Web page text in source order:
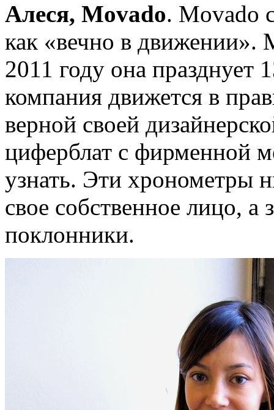
Алеся, Movado. Movado
как «вечно в движении».
2011 году она празднует
компания движется в
верной своей
циферблат с фирменной
узнать. Эти хронометры
свое собственное лицо, а
поклонники.